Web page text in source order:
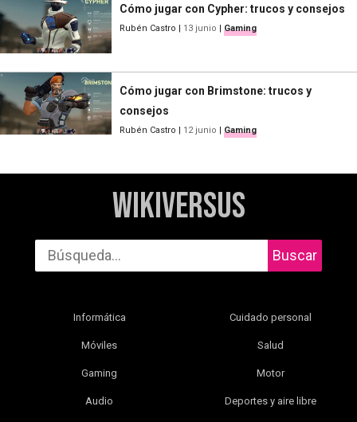
Cómo jugar con Cypher: trucos y consejos
Rubén Castro | 13 junio | Gaming
Cómo jugar con Brimstone: trucos y
consejos
Rubén Castro | 12 junio | Gaming
WikiVersus
Buscar
Informática
Móviles
Gaming
Audio
Cuidado personal
Salud
Motor
Deportes y aire libre